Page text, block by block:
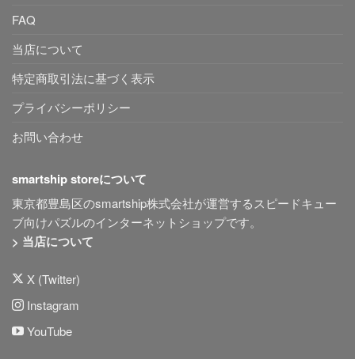
FAQ
当店について
特定商取引法に基づく表示
プライバシーポリシー
お問い合わせ
smartship storeについて
東京都豊島区のsmartship株式会社が運営するスピードキュー
ブ向けパズルのインターネットショップです。
> 当店について
X (Twitter)
Instagram
YouTube